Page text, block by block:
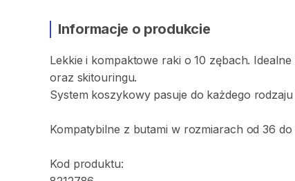
Informacje o produkcie
Lekkie i kompaktowe raki o 10 zębach. Idealne
oraz skitouringu.
System koszykowy pasuje do każdego rodzaju
Kompatybilne z butami w rozmiarach od 36 do
Kod produktu: